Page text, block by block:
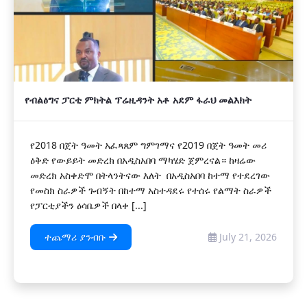
የብልፅግና ፓርቲ ምክትል ፕሬዚዳንት አቶ አደም ፋራህ መልእክት
የ2018 በጀት ዓመት አፈጻጸም ግምገማና የ2019 በጀት ዓመት መሪ
ዕቅድ የውይይት መድረክ በአዲስአበባ ማካሄድ ጀምረናል። ከዛሬው
መድረክ አስቀድሞ በትላንትናው እለት በአዲስአበባ ከተማ የተደረገው
የመስክ ስራዎች ጉብኝት በከተማ አስተዳደሩ የተሰሩ የልማት ስራዎች
የፓርቲያችን ዕሳቤዎች በላቀ [...]
ተጨማሪ ያንብቡ July 21, 2026